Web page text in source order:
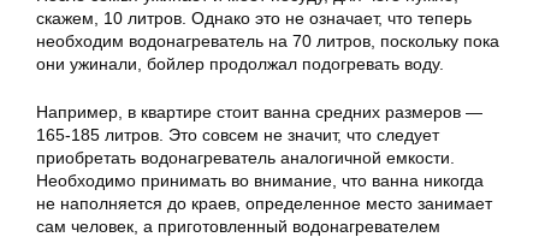
скажем, 10 литров. Однако это не означает, что теперь
необходим водонагреватель на 70 литров, поскольку пока
они ужинали, бойлер продолжал подогревать воду.
Например, в квартире стоит ванна средних размеров —
165-185 литров. Это совсем не значит, что следует
приобретать водонагреватель аналогичной емкости.
Необходимо принимать во внимание, что ванна никогда
не наполняется до краев, определенное место занимает
сам человек, а приготовленный водонагревателем